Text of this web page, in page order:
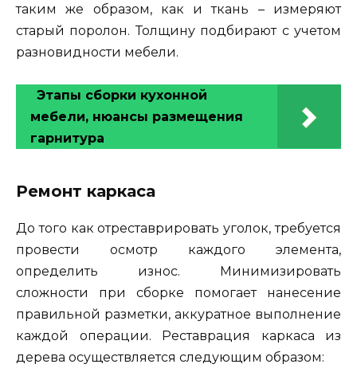
таким же образом, как и ткань – измеряют
старый поролон. Толщину подбирают с учетом
разновидности мебели.
Этапы сборки кухонной
мебели, нюансы размещения
гарнитура
Ремонт каркаса
До того как отреставрировать уголок, требуется
провести осмотр каждого элемента,
определить износ. Минимизировать
сложности при сборке помогает нанесение
правильной разметки, аккуратное выполнение
каждой операции. Реставрация каркаса из
дерева осуществляется следующим образом: